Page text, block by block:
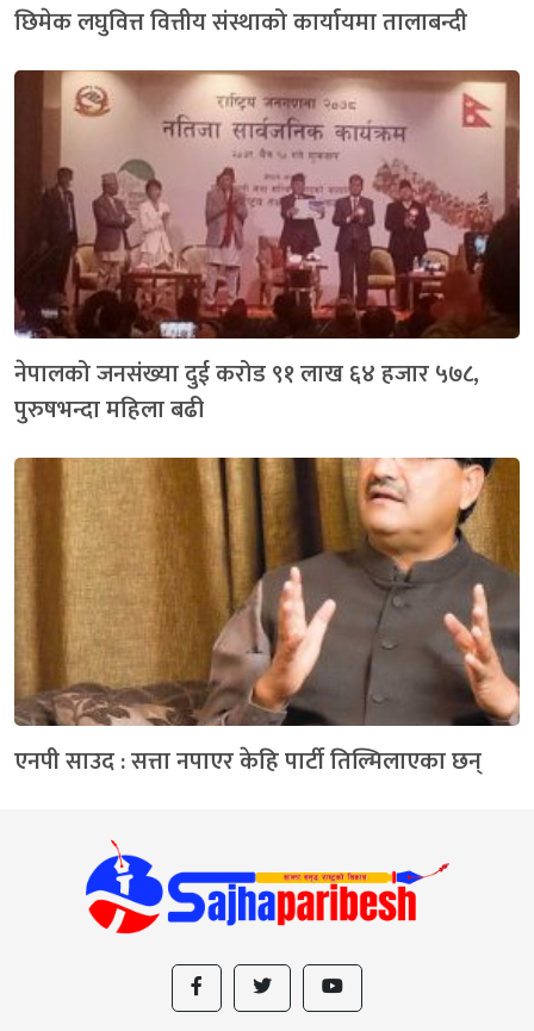
छिमेक लघुवित्त वित्तीय संस्थाको कार्यायमा तालाबन्दी
नेपालको जनसंख्या दुई करोड ९१ लाख ६४ हजार ५७८,
पुरुषभन्दा महिला बढी
एनपी साउद : सत्ता नपाएर केहि पार्टी तिल्मिलाएका छन्